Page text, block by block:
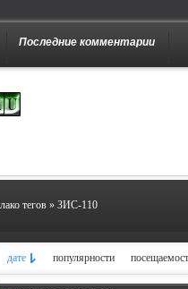
Последние комментарии
тегов » ЗИС-110
дате популярности